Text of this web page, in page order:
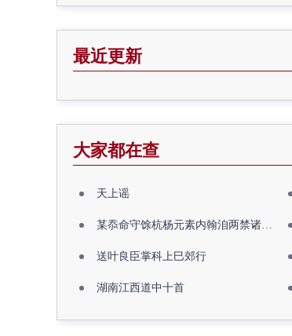
最近更新
大家都在查
天上谣
某忝命守馀杭杨元素内翰洎两禁诸公出祖佛寺
送叶良臣掌科上巳郊行
湖南江西道中十首